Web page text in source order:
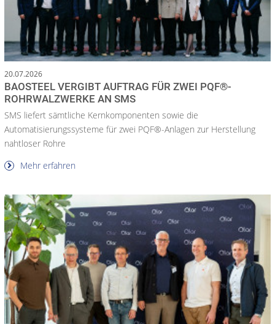
20.07.2026
BAOSTEEL VERGIBT AUFTRAG FÜR ZWEI PQF®-
ROHRWALZWERKE AN SMS
SMS liefert sämtliche Kernkomponenten sowie die
Automatisierungssysteme für zwei PQF®-Anlagen zur Herstellung
nahtloser Rohre
Mehr erfahren